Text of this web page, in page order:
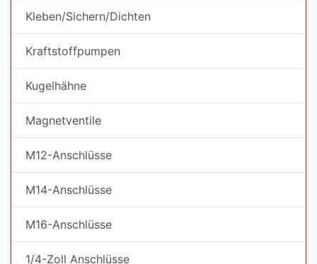
Kleben/Sichern/Dichten
Kraftstoffpumpen
Kugelhähne
Magnetventile
M12-Anschlüsse
M14-Anschlüsse
M16-Anschlüsse
1/4-Zoll Anschlüsse